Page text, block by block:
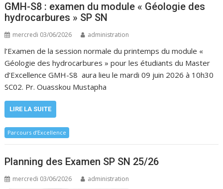
GMH-S8 : examen du module « Géologie des
hydrocarbures » SP SN
mercredi 03/06/2026 administration
l’Examen de la session normale du printemps du module «
Géologie des hydrocarbures » pour les étudiants du Master
d’Excellence GMH-S8 aura lieu le mardi 09 juin 2026 à 10h30
SC02. Pr. Ouasskou Mustapha
LIRE LA SUITE
Parcours d’Excellence
Planning des Examen SP SN 25/26
mercredi 03/06/2026 administration